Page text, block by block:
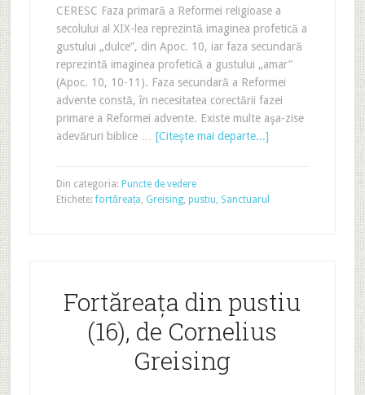
CERESC Faza primară a Reformei religioase a
secolului al XIX-lea reprezintă imaginea profetică a
gustului „dulce”, din Apoc. 10, iar faza secundară
reprezintă imaginea profetică a gustului „amar”
(Apoc. 10, 10-11). Faza secundară a Reformei
advente constă, în necesitatea corectării fazei
primare a Reformei advente. Existe multe aşa-zise
adevăruri biblice … [Citeşte mai departe...]
Din categoria: Puncte de vedere
Etichete:fortăreața, Greising, pustiu, Sanctuarul
Fortăreața din pustiu
(16), de Cornelius
Greising